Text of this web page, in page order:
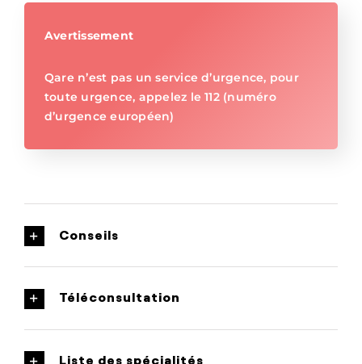
Avertissement
Qare n’est pas un service d’urgence, pour
toute urgence, appelez le 112 (numéro
d’urgence européen)
Conseils
Téléconsultation
Liste des spécialités